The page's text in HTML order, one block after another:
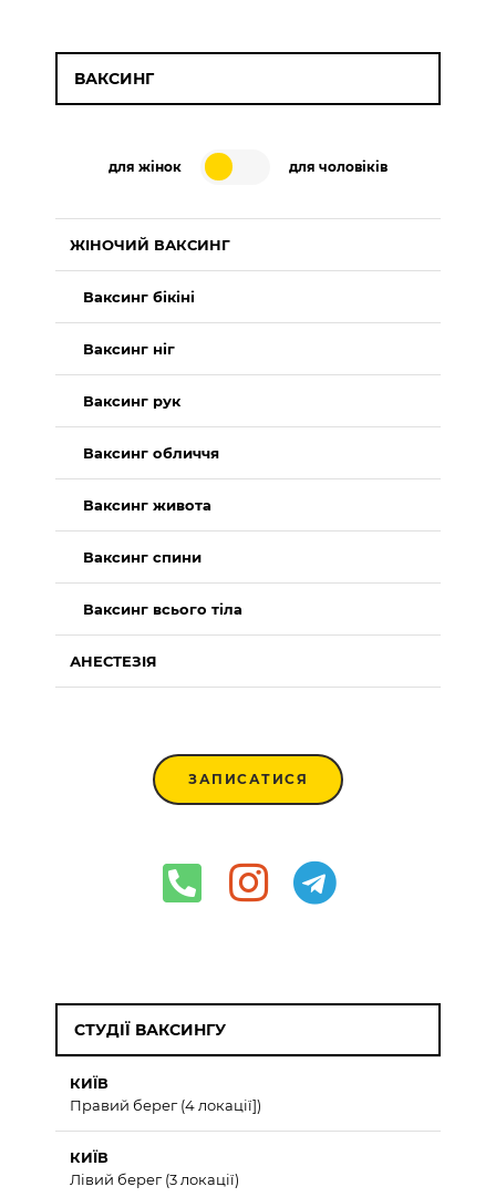
ВАКСИНГ
для жінок для чоловіків
ЖІНОЧИЙ ВАКСИНГ
Ваксинг бікіні
Ваксинг ніг
Ваксинг рук
Ваксинг обличчя
Ваксинг живота
Ваксинг спини
Ваксинг всього тіла
АНЕСТЕЗІЯ
ЗАПИСАТИСЯ
СТУДІЇ ВАКСИНГУ
КИЇВ
Правий берег (4 локації])
КИЇВ
Лівий берег (3 локації)